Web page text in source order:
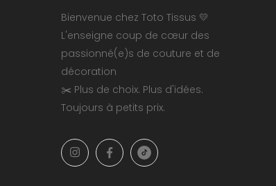
Bienvenue chez Toto Tissus 💛
L'enseigne coup de cœur des
passionné(e)s de couture et de
décoration
✂️ Plus de choix. Plus d'idées.
Toujours à petits prix.